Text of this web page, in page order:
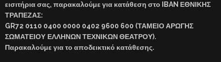
εισιτήρια σας, παρακαλούμε για κατάθεση στο IBAN ΕΘΝΙΚΗΣ
ΤΡΑΠΕΖΑΣ:
GR72 0110 0400 0000 0402 9600 600 (ΤΑΜΕΙΟ ΑΡΩΓΗΣ
ΣΩΜΑΤΕΙΟΥ ΕΛΛΗΝΩΝ ΤΕΧΝΙΚΩΝ ΘΕΑΤΡΟΥ).
Παρακαλούμε για το αποδεικτικό κατάθεσης.